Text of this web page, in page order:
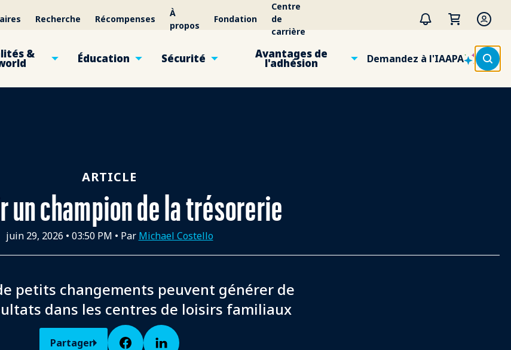
Recherche Récompenses
À
propos
Fondation
Centre
de
carrière
& Éducation Sécurité Avantages de
l'adhésion Demandez à l'IAAPA
ARTICLE
un champion de la trésorerie
juin 29, 2026 • 03:50 PM • Par Michael Costello
petits changements peuvent générer de
dans les centres de loisirs familiaux
Partager